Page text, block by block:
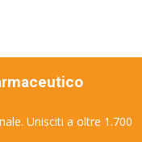
Unisciti a oltre 1.700